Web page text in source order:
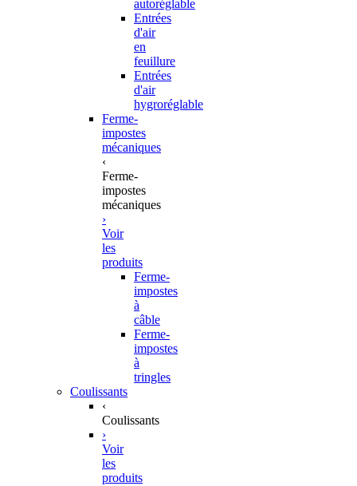
autoréglable
Entrées
d'air
en
feuillure
Entrées
d'air
hygroréglable
Ferme-
impostes
mécaniques
‹
Ferme-
impostes
mécaniques
›
Voir
les
produits
Ferme-
impostes
à
câble
Ferme-
impostes
à
tringles
Coulissants
‹
Coulissants
›
Voir
les
produits